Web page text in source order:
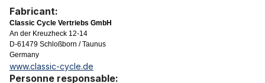
Fabricant:
Classic Cycle Vertriebs GmbH
An der Kreuzheck 12-14
D-61479 Schloßborn / Taunus
Germany
www.classic-cycle.de
Personne responsable: